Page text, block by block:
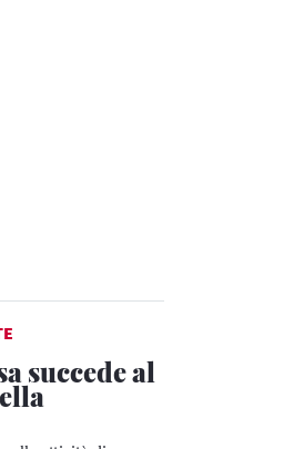
succede al